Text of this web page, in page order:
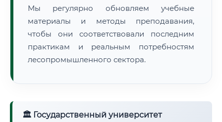
• Экспресс-доставка СДЭК / Почтой:4–6 рабочих дней
📜 Документы и аккредитация ФИС ФРДО
Мы регулярно обновляем учебные
материалы и методы преподавания,
чтобы они соответствовали последним
практикам и реальным потребностям
лесопромышленного сектора.
🏛 Государственный университет